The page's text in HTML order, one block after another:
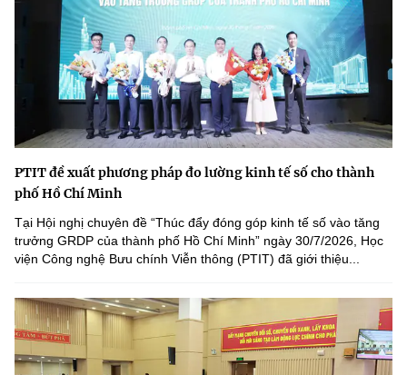
PTIT đề xuất phương pháp đo lường kinh tế số cho thành
phố Hồ Chí Minh
Tại Hội nghị chuyên đề “Thúc đẩy đóng góp kinh tế số vào tăng
trưởng GRDP của thành phố Hồ Chí Minh” ngày 30/7/2026, Học
viện Công nghệ Bưu chính Viễn thông (PTIT) đã giới thiệu...